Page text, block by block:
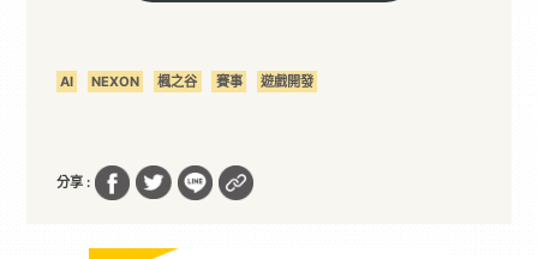
AI NEXON 楓之谷 賽事 遊戲開發
分享 :